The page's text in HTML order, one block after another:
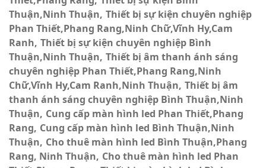
Thuận,Ninh Thuận Thiết bị sự kiện chuyên nghiệp
Phan Thiết,Phang Rang,Ninh Chữ,Vĩnh Hy,Cam
Ranh Thiết bị sự kiện chuyên nghiệp Bình
Thuận,Ninh Thuận Thiết bị âm thanh ánh sáng
chuyên nghiệp Phan Thiết,Phang Rang,Ninh
Chữ,Vĩnh Hy,Cam Ranh,Ninh Thuận Thiết bị âm
thanh ánh sáng chuyên nghiệp Bình Thuận,Ninh
Thuận Cung cấp màn hình led Phan Thiết,Phang
Rang Cung cấp màn hình led Bình Thuận,Ninh
Thuận Cho thuê màn hình led Bình Thuận,Phang
Rang, Ninh Thuận Cho thuê màn hình led Phan